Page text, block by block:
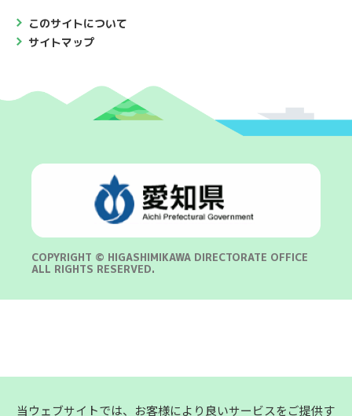
このサイトについて
サイトマップ
COPYRIGHT © HIGASHIMIKAWA DIRECTORATE OFFICE
ALL RIGHTS RESERVED.
当ウェブサイトでは、お客様により良いサービスをご提供す